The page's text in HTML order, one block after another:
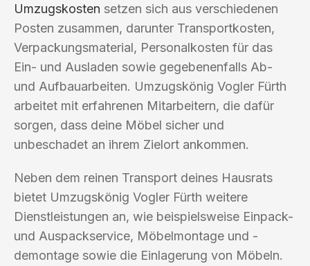
Umzugskosten setzen sich aus verschiedenen
Posten zusammen, darunter Transportkosten,
Verpackungsmaterial, Personalkosten für das
Ein- und Ausladen sowie gegebenenfalls Ab-
und Aufbauarbeiten. Umzugskönig Vogler Fürth
arbeitet mit erfahrenen Mitarbeitern, die dafür
sorgen, dass deine Möbel sicher und
unbeschadet an ihrem Zielort ankommen.
Neben dem reinen Transport deines Hausrats
bietet Umzugskönig Vogler Fürth weitere
Dienstleistungen an, wie beispielsweise Einpack-
und Auspackservice, Möbelmontage und -
demontage sowie die Einlagerung von Möbeln.